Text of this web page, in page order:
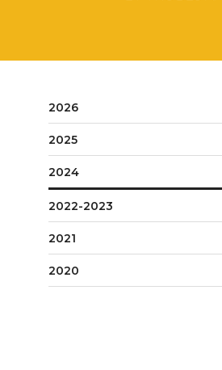
2026
2025
2024
2022-2023
2021
2020